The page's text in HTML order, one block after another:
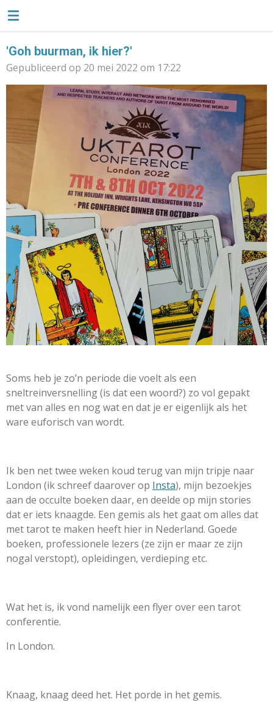
Ga
de
hoofdinhoud
'Goh buurman, ik hier?'
Gepubliceerd op 20 mei 2022 om 17:22
Soms heb je zo’n periode die voelt als een
sneltreinversnelling (is dat een woord?) zo vol gepakt
met van alles en nog wat en dat je er eigenlijk als het
ware euforisch van wordt.
Ik ben net twee weken koud terug van mijn tripje naar
London (ik schreef daarover op Insta), mijn bezoekjes
aan de occulte boeken daar, en deelde op mijn stories
dat er iets knaagde. Een gemis als het gaat om alles dat
met tarot te maken heeft hier in Nederland. Goede
boeken, professionele lezers (ze zijn er maar ze zijn
nogal verstopt), opleidingen, verdieping etc.
Wat het is, ik vond namelijk een flyer over een tarot
conferentie.
In London.
Knaag, knaag deed het. Het porde in het gemis.